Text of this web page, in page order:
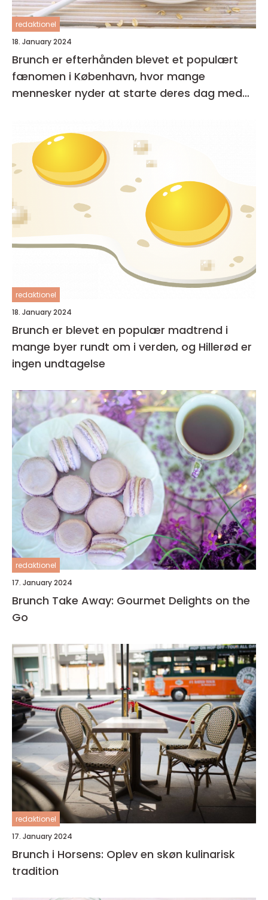
redaktionel
18. January 2024
Brunch er efterhånden blevet et populært
fænomen i København, hvor mange
mennesker nyder at starte deres dag med
redaktionel
18. January 2024
Brunch er blevet en populær madtrend i
mange byer rundt om i verden, og Hillerød er
ingen undtagelse
redaktionel
17. January 2024
Brunch Take Away: Gourmet Delights on the
Go
redaktionel
17. January 2024
Brunch i Horsens: Oplev en skøn kulinarisk
tradition